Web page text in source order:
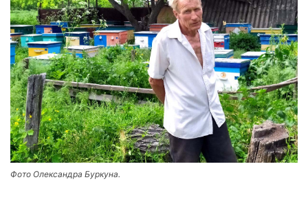
Фото Олександра Буркуна.